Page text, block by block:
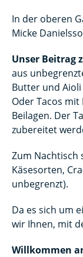
In der oberen
Micke
Unser Beitrag
aus
Butter und
Oder Tacos
Beilagen. Der
zubereitet
Zum Nachtisch
Käsesorten,
unbegrenzt).
Da es sich um
wir Ihnen, mit
Willkommen